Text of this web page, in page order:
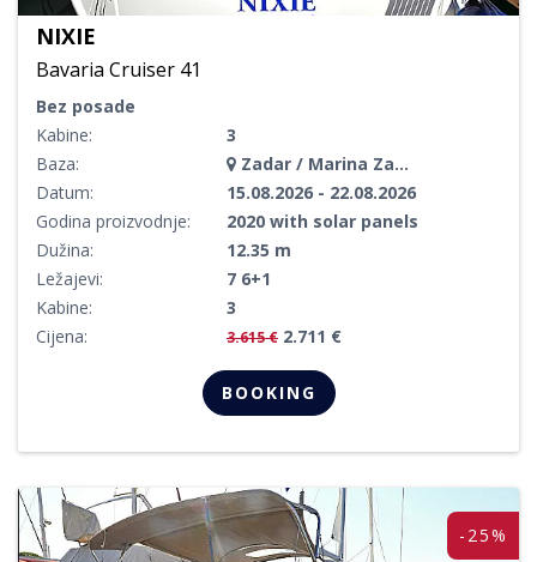
NIXIE
Bavaria Cruiser 41
Bez posade
Kabine:
3
Baza:
Zadar / Marina Zadar
Datum:
15.08.2026 - 22.08.2026
Godina proizvodnje:
2020 with solar panels
Dužina:
12.35 m
Ležajevi:
7 6+1
Kabine:
3
Cijena:
3.615 € 2.711 €
BOOKING
-25%